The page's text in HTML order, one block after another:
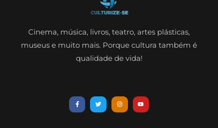
Cinema, música, livros, teatro, artes plásticas,
museus e muito mais. Porque cultura também é
qualidade de vida!